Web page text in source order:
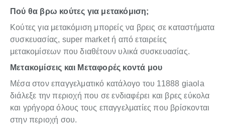
Πού θα βρω κούτες για μετακόμιση;
Κούτες για μετακόμιση μπορείς να βρεις σε καταστήματα
συσκευασίας, super market ή από εταιρείες
μετακομίσεων που διαθέτουν υλικά συσκευασίας.
Μετακομίσεις και Μεταφορές κοντά μου
Μέσα στον επαγγελματικό κατάλογο του 11888 giaola
διάλεξε την περιοχή που σε ενδιαφέρει και βρες εύκολα
και γρήγορα όλους τους επαγγελματίες που βρίσκονται
στην περιοχή σου.